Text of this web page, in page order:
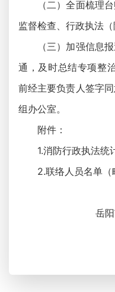
（二）全面梳理台
监督检查、行政执法（
（三）加强信息报
通，及时总结专项整
前经主要负责人签字
组办公室。
附件：
1.消防行政执法统计
2.联络人员名单（
岳